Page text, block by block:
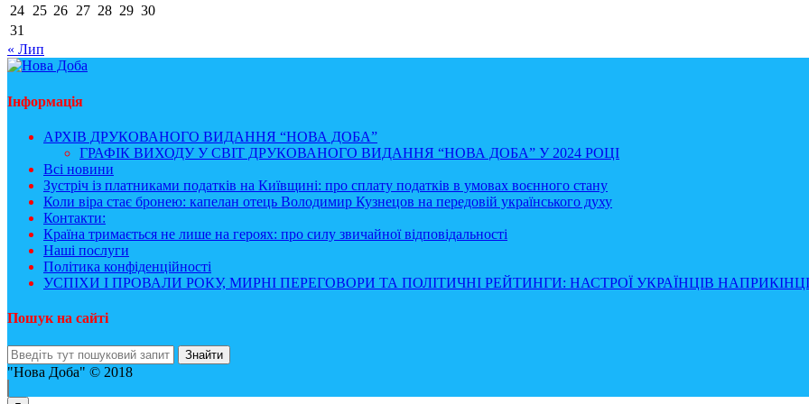
24 25 26 27 28 29 30
31
« Лип
Інформація
АРХІВ ДРУКОВАНОГО ВИДАННЯ “НОВА ДОБА”
ГРАФІК ВИХОДУ У СВІТ ДРУКОВАНОГО ВИДАННЯ “НОВА ДОБА” У 2024 РОЦІ
Всі новини
Зустріч із платниками податків на Київщині: про сплату податків в умовах воєнного стану
Коли віра стає бронею: капелан отець Володимир Кузнецов на передовій українського духу
Контакти:
Країна тримається не лише на героях: про силу звичайної відповідальності
Наші послуги
Політика конфіденційності
УСПІХИ І ПРОВАЛИ РОКУ, МИРНІ ПЕРЕГОВОРИ ТА ПОЛІТИЧНІ РЕЙТИНГИ: НАСТРОЇ УКРАЇНЦІВ НАПРИКІНЦІ
Пошук на сайті
"Нова Доба" © 2018